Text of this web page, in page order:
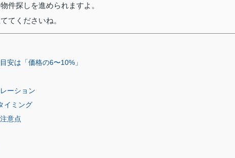
件探しを進められますよ。
てくださいね。
安は「価格の6〜10%」
ーション
イミング
意点